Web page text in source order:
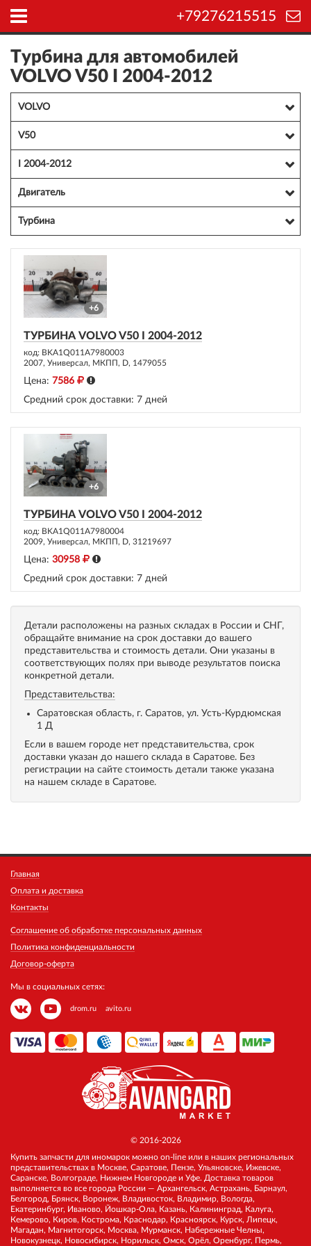
+79276215515
Турбина для автомобилей
VOLVO V50 I 2004-2012
VOLVO
V50
I 2004-2012
Двигатель
Турбина
+6
ТУРБИНА VOLVO V50 I 2004-2012
код: BKA1Q011A7980003
2007, Универсал, МКПП, D, 1479055
Цена: 7586
Средний срок доставки: 7 дней
+6
ТУРБИНА VOLVO V50 I 2004-2012
код: BKA1Q011A7980004
2009, Универсал, МКПП, D, 31219697
Цена: 30958
Средний срок доставки: 7 дней
Детали расположены на разных складах в России и СНГ,
обращайте внимание на срок доставки до вашего
представительства и стоимость детали. Они указаны в
соответствующих полях при выводе результатов поиска
конкретной детали.
Представительства:
Саратовская область, г. Саратов, ул. Усть-Курдюмская
1 Д
Если в вашем городе нет представительства, срок
доставки указан до нашего склада в Саратове. Без
регистрации на сайте стоимость детали также указана
на нашем складе в Саратове.
Главная
Оплата и доставка
Контакты
Соглашение об обработке персональных данных
Политика конфиденциальности
Договор-оферта
Мы в социальных сетях:
drom.ru avito.ru
© 2016-2026
Купить запчасти для иномарок можно on-line или в наших региональных
представительствах в Москве, Саратове, Пензе, Ульяновске, Ижевске,
Саранске, Волгограде, Нижнем Новгороде и Уфе. Доставка товаров
выполняется во все города России — Архангельск, Астрахань, Барнаул,
Белгород, Брянск, Воронеж, Владивосток, Владимир, Вологда,
Екатеринбург, Иваново, Йошкар-Ола, Казань, Калининград, Калуга,
Кемерово, Киров, Кострома, Краснодар, Красноярск, Курск, Липецк,
Магадан, Магнитогорск, Москва, Мурманск, Набережные Челны,
Новокузнецк, Новосибирск, Норильск, Омск, Орёл, Оренбург, Пермь,